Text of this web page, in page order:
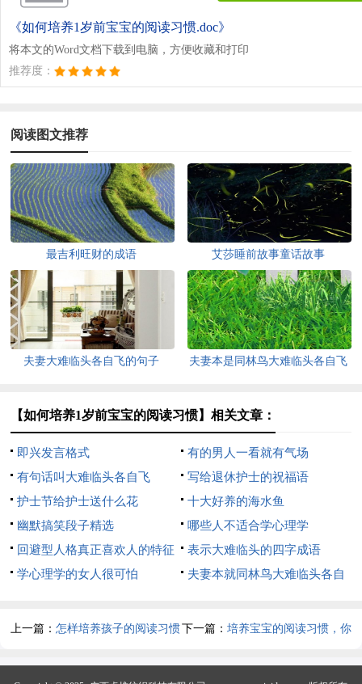
《如何培养1岁前宝宝的阅读习惯.doc》
将本文的Word文档下载到电脑，方便收藏和打印
推荐度：
阅读图文推荐
最吉利旺财的成语 艾莎睡前故事童话故事
夫妻大难临头各自飞的句子 夫妻本是同林鸟大难临头各自飞
【如何培养1岁前宝宝的阅读习惯】相关文章：
即兴发言格式
有的男人一看就有气场
有句话叫大难临头各自飞
写给退休护士的祝福语
护士节给护士送什么花
十大好养的海水鱼
幽默搞笑段子精选
哪些人不适合学心理学
回避型人格真正喜欢人的特征
表示大难临头的四字成语
学心理学的女人很可怕
夫妻本就同林鸟大难临头各自
上一篇：怎样培养孩子的阅读习惯下一篇： 培养宝宝的阅读习惯，你